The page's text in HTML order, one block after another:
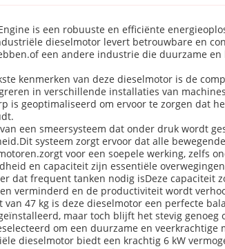
is een robuuste en efficiënte
dieselmotor levert betrouwbare en
een andere industrie die duurzame
kenmerken van deze dieselmotor is de
in verschillende installaties van
is geoptimaliseerd om ervoor te zorgen dat
een smeersysteem dat onder druk wordt
systeem zorgt ervoor dat alle
voor een soepele werking, zelfs
en capaciteit zijn essentiële
dat frequent tanken nodig isDeze
verminderd en de productiviteit wordt
van 47 kg is deze dieselmotor een perfecte
maar toch blijft het stevig
om een duurzame en
dieselmotor biedt een krachtig 6 kW